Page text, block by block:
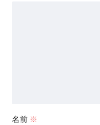
名前 ※